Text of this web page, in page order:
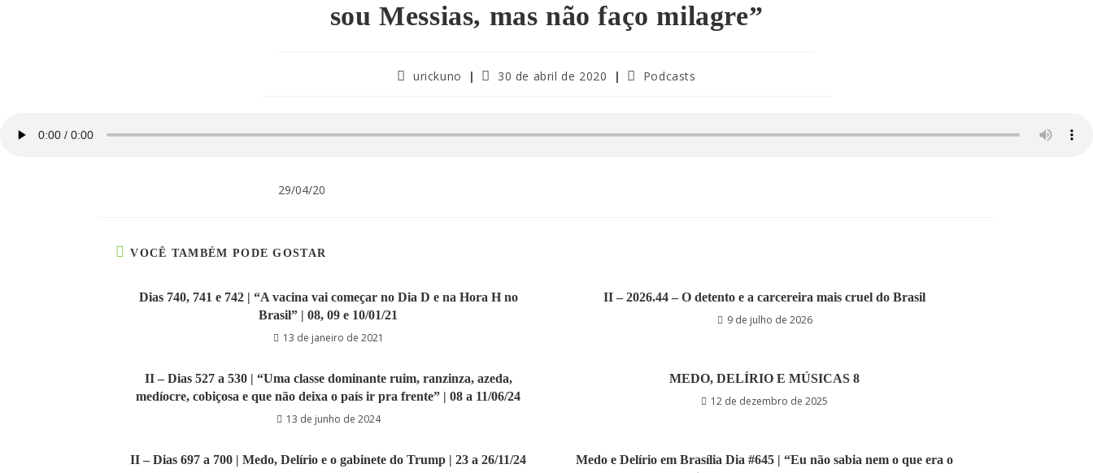
sou Messias, mas não faço milagre”
urickuno 30 de abril de 2020 Podcasts
29/04/20
VOCÊ TAMBÉM PODE GOSTAR
Dias 740, 741 e 742 | “A vacina vai começar no Dia D e na Hora H no
Brasil” | 08, 09 e 10/01/21
13 de janeiro de 2021
II – 2026.44 – O detento e a carcereira mais cruel do Brasil
9 de julho de 2026
II – Dias 527 a 530 | “Uma classe dominante ruim, ranzinza, azeda,
medíocre, cobiçosa e que não deixa o país ir pra frente” | 08 a 11/06/24
13 de junho de 2024
MEDO, DELÍRIO E MÚSICAS 8
12 de dezembro de 2025
II – Dias 697 a 700 | Medo, Delírio e o gabinete do Trump | 23 a 26/11/24
Medo e Delírio em Brasília Dia #645 | “Eu não sabia nem o que era o